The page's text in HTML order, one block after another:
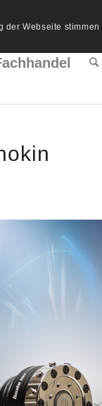
der Webseite